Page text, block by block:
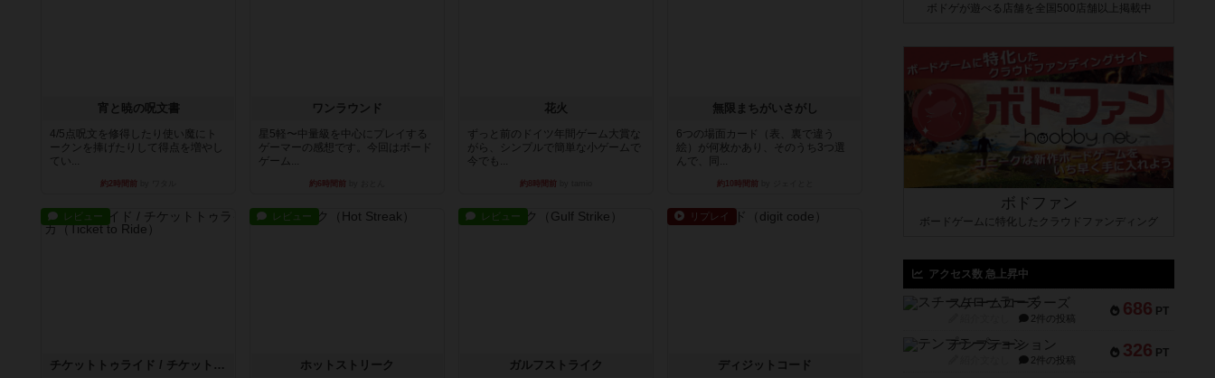
宵と暁の呪文書
4/5点呪文を修得したり使い魔にト
ークンを捧げたりして得点を増やし
てい...
約2時間前
ワンラウンド
星5軽〜中量級を中心にプレイする
ゲーマーの感想です。今回はボード
ゲーム...
約6時間前
花火
ずっと前のドイツ年間ゲーム大賞な
がら、シンプルで簡単な小ゲームで
今でも...
約8時間前
無限まちがいさがし
6つの場面カード（表、裏で違う
絵）が何枚かあり、そのうち3つ選
んで、同...
約10時間前
レビュー
チケットトゥライド / チケットトゥライドアメリカ
レビュー
ホットストリーク
レビュー
ガルフストライク
リプレイ
ディジットコード
ボドゲが遊べる店舗を全国500店舗以上掲載中
ボドファン
ボードゲームに特化したクラウドファンディング
アクセス数 急上昇中
686 PT
スチームローラーズ
2件の投稿
326 PT
テンプテーション
2件の投稿